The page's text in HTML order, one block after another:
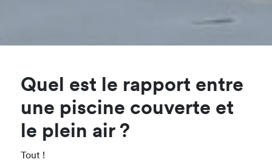
Quel est le rapport entre
une piscine couverte et
le plein air ?
Tout !